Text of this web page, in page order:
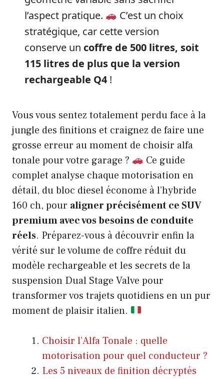
l’aspect pratique.
C’est un choix
stratégique, car cette version
conserve un coffre de 500 litres, soit
115 litres de plus que la version
rechargeable Q4 !
Vous vous sentez totalement perdu face à la
jungle des finitions et craignez de faire une
grosse erreur au moment de choisir alfa
tonale pour votre garage ?
Ce guide
complet analyse chaque motorisation en
détail, du bloc diesel économe à l’hybride
160 ch, pour aligner précisément ce SUV
premium avec vos besoins de conduite
réels. Préparez-vous à découvrir enfin la
vérité sur le volume de coffre réduit du
modèle rechargeable et les secrets de la
suspension Dual Stage Valve pour
transformer vos trajets quotidiens en un pur
moment de plaisir italien.
Choisir l’Alfa Tonale : quelle
motorisation pour quel conducteur ?
Les 5 niveaux de finition décryptés